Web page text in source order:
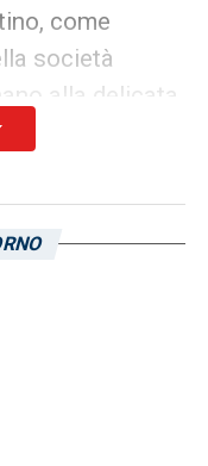
come
società
alla delicata
in scena il
playoff.